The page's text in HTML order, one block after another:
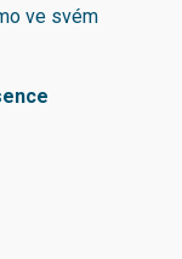
ve svém